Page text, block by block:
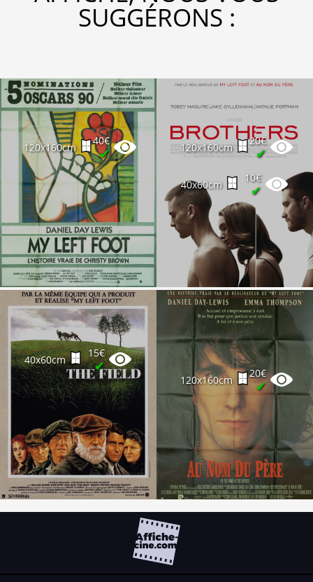
SUGGÉRONS :
120x160cm
40€
✔ 120x160cm
20€
✔
40x60cm
10€
✔
40x60cm
15€
✔
120x160cm
20€
✔